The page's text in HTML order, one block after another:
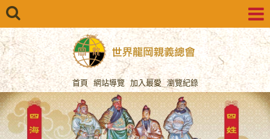
首頁 網站導覽 加入最愛 瀏覽紀錄